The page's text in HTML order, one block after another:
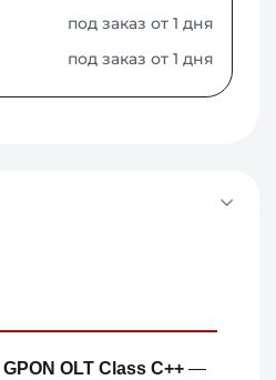
под заказ от 1 дня
под заказ от 1 дня
GPON OLT Class C++ —